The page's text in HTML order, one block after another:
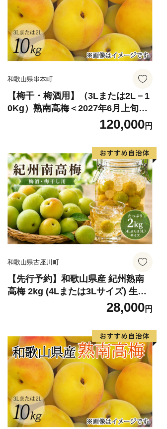
和歌山県串本町
【梅干・梅酒用】（3Lまたは2L－1
0Kg）熟南高梅＜2027年6月上旬～
7月上旬ごろに順次発送予定＞【art
120,000円
和歌山県古座川町
【先行予約】和歌山県産 紀州熟南
高梅 2kg (4Lまたは3Lサイズ) 生う
め 大粒 梅干し 梅酒用 ご家庭用 青
梅 黄梅 2027年6月上旬〜7月上旬発
28,000円